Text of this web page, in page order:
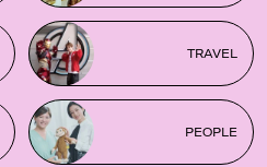
TRAVEL
PEOPLE